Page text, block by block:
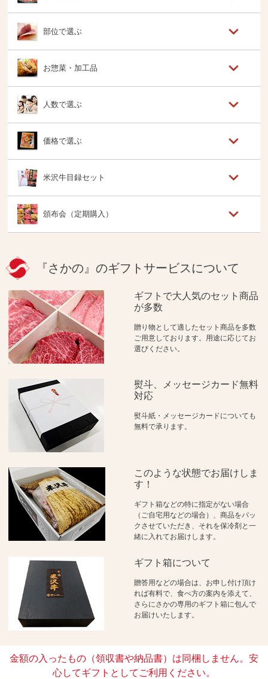
部位で選ぶ
お惣菜・加工品
人数で選ぶ
価格で選ぶ
米沢牛目録セット
頒布会（定期購入）
『さかの』のギフトサービスについて
ギフトで大人気のセット商品
が多数
贈り物として適したセット商品を多数
ご用意しております。用途に応じてお
選びください。
熨斗、メッセージカード無料
対応
熨斗紙・メッセージカードについても
無料で承ります。
このような状態でお届けしま
す！
ギフト箱などの特に指定がない場合
（ご自宅用などの場合）、商品をパッ
クさせていただき、それを保冷剤と一
緒に入れてお届けします。
ギフト箱について
贈答用などの場合は、お申し付け頂け
れば有料で、食べ方の案内を添えて、
さらにさかの専用のギフト箱に包んで
お届けいたします。
金額の入ったもの（領収書や納品書）は同梱しません。安
心してギフトとしてご利用ください。